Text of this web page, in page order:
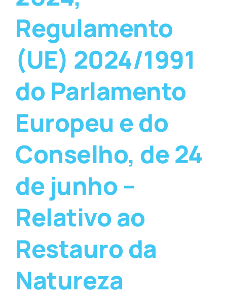
Regulamento
(UE) 2024/1991
do Parlamento
Europeu e do
Conselho, de 24
de junho –
Relativo ao
Restauro da
Natureza